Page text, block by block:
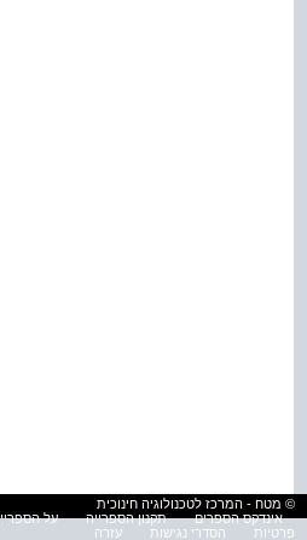
© מטח - המרכז לטכנולוגיה חינוכית
אינדקס הספרים
תקנון הספרייה על
פרטיות
הסדרי נגישות עזרה